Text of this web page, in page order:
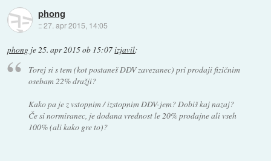
phong
::27. apr 2015, 14:05
phong je25. apr 2015 ob 15:07izjavil:
Torej si s tem (kot postaneš DDV zavezanec) pri prodaji fizičnim
osebam 22% dražji?
Kako pa je z vstopnim / izstopnim DDV-jem? Dobiš kaj nazaj?
Če si normiranec, je dodana vrednost le 20% prodajne ali vseh
100% (ali kako gre to)?